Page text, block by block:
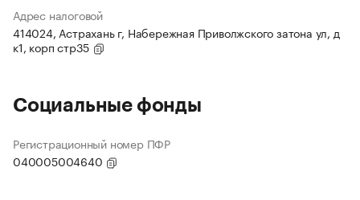
Адрес налоговой
414024, Астрахань г, Набережная Приволжского затона ул, д
к1, корп стр35
Социальные фонды
Регистрационный номер ПФР
040005004640